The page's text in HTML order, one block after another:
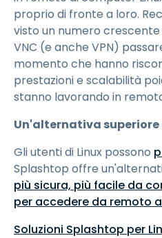
proprio di fronte a loro.
visto un numero
VNC (e anche VPN)
momento che hanno
prestazioni e scalabilità
stanno lavorando in
Un'alternativa superiore
Gli utenti di Linux possono
Splashtop offre
più sicura, più facile da
per accedere da remoto
Soluzioni Splashtop per